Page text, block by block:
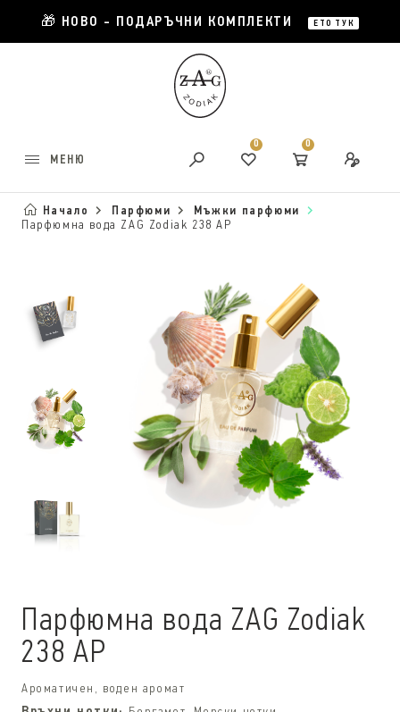
🎁 НОВО - ПОДАРЪЧНИ КОМПЛЕКТИ ЕТО ТУК
МЕНЮ
0 0
Начало Парфюми
Мъжки парфюми
Парфюмна вода ZAG Zodiak 238 AP
Парфюмна вода ZAG Zodiak
238 AP
Ароматичен, воден аромат